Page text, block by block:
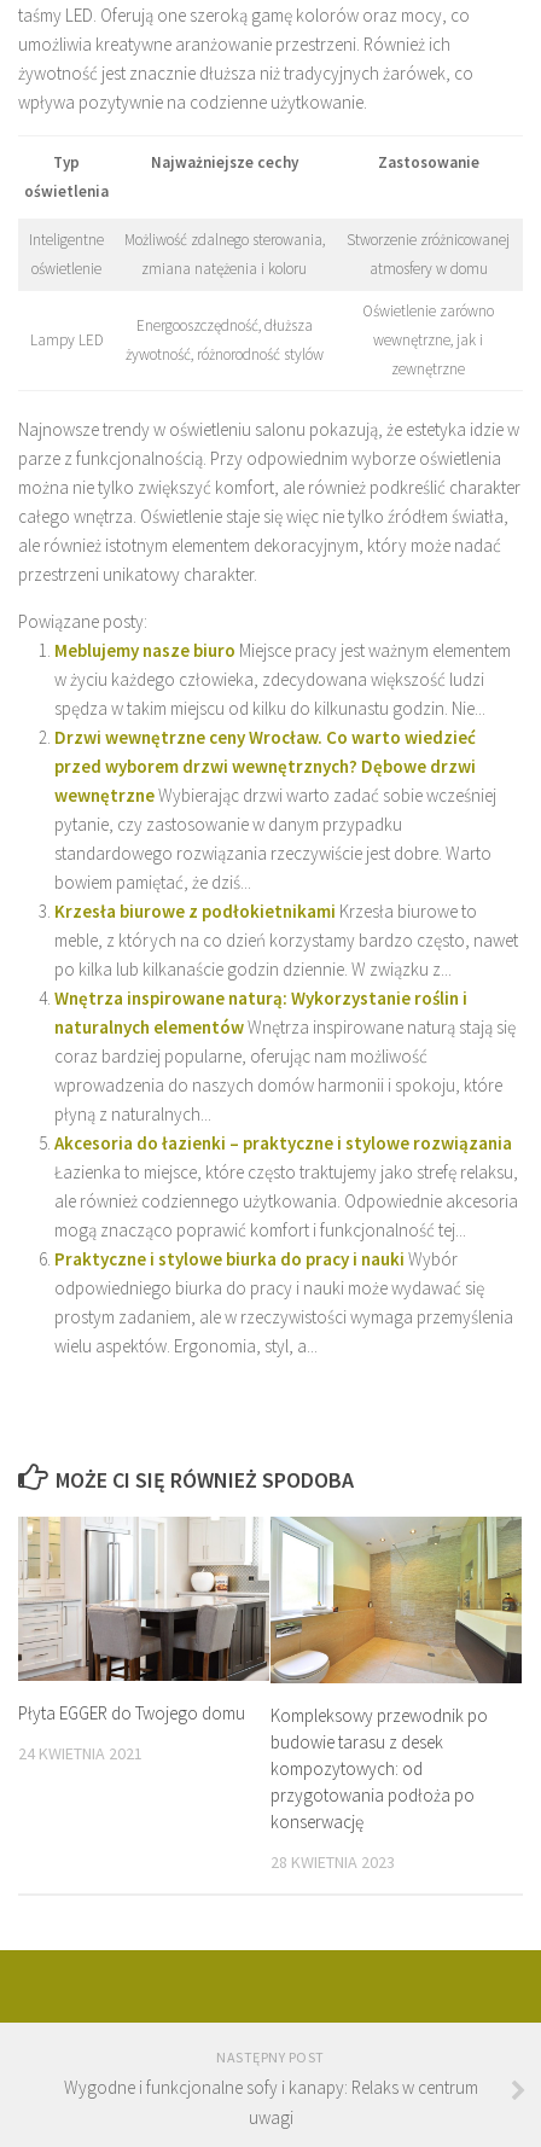
taśmy LED. Oferują one szeroką gamę kolorów oraz mocy, co
umożliwia kreatywne aranżowanie przestrzeni. Również ich
żywotność jest znacznie dłuższa niż tradycyjnych żarówek, co
wpływa pozytywnie na codzienne użytkowanie.
Typ
oświetlenia
Najważniejsze cechy Zastosowanie
Inteligentne
oświetlenie
Możliwość zdalnego sterowania,
zmiana natężenia i koloru
Stworzenie zróżnicowanej
atmosfery w domu
Lampy LED
Energooszczędność, dłuższa
żywotność, różnorodność stylów
Oświetlenie zarówno
wewnętrzne, jak i
zewnętrzne
Najnowsze trendy w oświetleniu salonu pokazują, że estetyka idzie w
parze z funkcjonalnością. Przy odpowiednim wyborze oświetlenia
można nie tylko zwiększyć komfort, ale również podkreślić charakter
całego wnętrza. Oświetlenie staje się więc nie tylko źródłem światła,
ale również istotnym elementem dekoracyjnym, który może nadać
przestrzeni unikatowy charakter.
Powiązane posty:
Meblujemy nasze biuro Miejsce pracy jest ważnym elementem
w życiu każdego człowieka, zdecydowana większość ludzi
spędza w takim miejscu od kilku do kilkunastu godzin. Nie...
Drzwi wewnętrzne ceny Wrocław. Co warto wiedzieć
przed wyborem drzwi wewnętrznych? Dębowe drzwi
wewnętrzneWybierając drzwi warto zadać sobie wcześniej
pytanie, czy zastosowanie w danym przypadku
standardowego rozwiązania rzeczywiście jest dobre. Warto
bowiem pamiętać, że dziś...
Krzesła biurowe z podłokietnikami Krzesła biurowe to
meble, z których na co dzień korzystamy bardzo często, nawet
po kilka lub kilkanaście godzin dziennie. W związku z...
Wnętrza inspirowane naturą: Wykorzystanie roślin i
naturalnych elementówWnętrza inspirowane naturą stają się
coraz bardziej popularne, oferując nam możliwość
wprowadzenia do naszych domów harmonii i spokoju, które
płyną z naturalnych...
Akcesoria do łazienki – praktyczne i stylowe rozwiązania
Łazienka to miejsce, które często traktujemy jako strefę relaksu,
ale również codziennego użytkowania. Odpowiednie akcesoria
mogą znacząco poprawić komfort i funkcjonalność tej...
Praktyczne i stylowe biurka do pracy i nauki Wybór
odpowiedniego biurka do pracy i nauki może wydawać się
prostym zadaniem, ale w rzeczywistości wymaga przemyślenia
wielu aspektów. Ergonomia, styl, a...
MOŻE CI SIĘ RÓWNIEŻ SPODOBA
Płyta EGGER do Twojego domu
24 KWIETNIA 2021
Kompleksowy przewodnik po
budowie tarasu z desek
kompozytowych: od
przygotowania podłoża po
konserwację
28 KWIETNIA 2023
NASTĘPNY POST
Wygodne i funkcjonalne sofy i kanapy: Relaks w centrum
uwagi